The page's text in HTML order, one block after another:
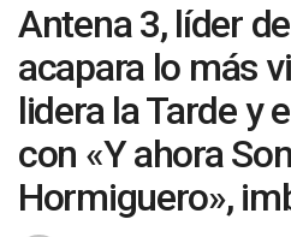
Antena 3, líder
acapara lo más
lidera la Tarde y
con «Y ahora
Hormiguero»,